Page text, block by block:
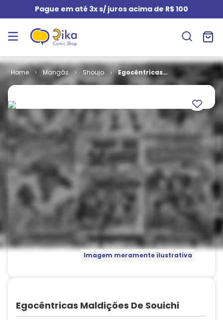
Pague em até 3x s/ juros acima de R$ 100
Mangás Shoujo
Egocêntricas
Maldições de
Imagem meramente ilustrativa
Egocêntricas Maldições De Souichi